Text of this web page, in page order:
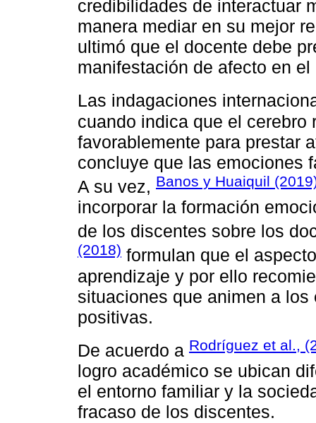
credibilidades de interactuar
manera mediar en su mejor
ultimó que el docente debe
manifestación de afecto en el
Las indagaciones
cuando indica que el cerebro
favorablemente para prestar
concluye que las emociones
A su vez, Banos y Huaiquil
incorporar la formación
de los discentes sobre los
(2018) formulan que el
aprendizaje y por ello
situaciones que animen a
positivas.
De acuerdo a Rodríguez et al.,
logro académico se ubican
el entorno familiar y la
fracaso de los discentes.